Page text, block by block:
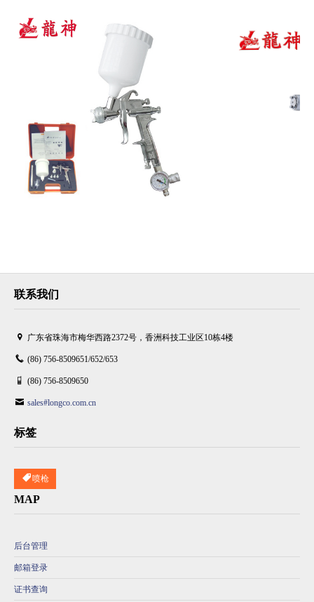
联系我们
广东省珠海市梅华西路2372号，香洲科技工业区10栋4楼
(86) 756-8509651/652/653
(86) 756-8509650
sales#longco.com.cn
标签
喷枪
MAP
后台管理
邮箱登录
证书查询